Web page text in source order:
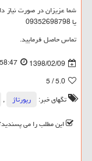
یا 09352698798
تماس حاصل فرمایید.
1398/02/09
5.0
/ 5
تگهای خبر:
رپورتاژ ,
این مطلب را می